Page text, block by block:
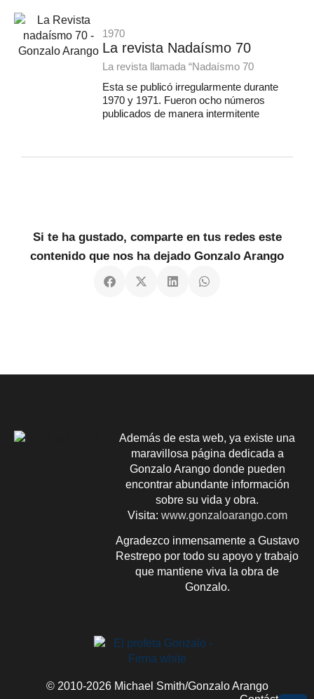
1970
La revista Nadaísmo 70
La revista llamada “Nadaísmo 70
Esta se publicó irregularmente durante
1970 y 1971. Fueron ocho números
publicados de manera intermitente
Si te ha gustado, comparte en tus redes este
contenido que nos ha dejado Gonzalo Arango
Además de esta web, ya existe una
maravillosa página dedicada a
Gonzalo Arango donde pueden
encontrar abundante información
sobre su vida y obra.
Visita: www.gonzaloarango.com
Agradezco inmensamente a Gustavo
Restrepo por todo su apoyo y trabajo
que mantiene viva la obra de
Gonzalo.
© 2010-2026 Michael Smith/Gonzalo Arango